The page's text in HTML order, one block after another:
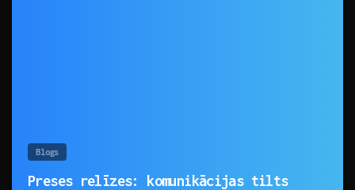
Blogs
Preses relīzes: komunikācijas tilts